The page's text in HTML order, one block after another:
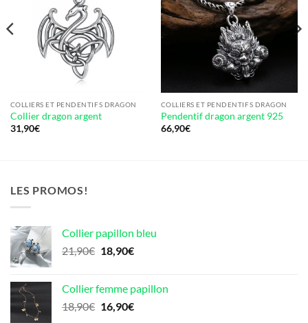
COLLIERS ET PENDENTIFS DRAGON
Collier dragon argent
31,90€
COLLIERS ET PENDENTIFS DRAGON
Pendentif dragon argent 925
66,90€
LES PROMOS!
Collier papillon bleu
21,90€ Le
était :
21,90€.
18,90€Le
est :
18,90€.
Collier femme papillon
18,90€ Le
16,90€Le